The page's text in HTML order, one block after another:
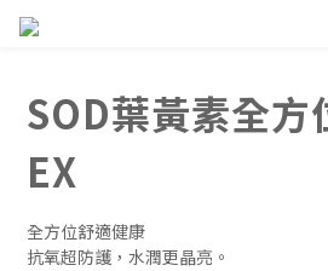
SOD葉黃素全方
EX
全方位舒適健康
抗氧超防護，水潤更晶亮。